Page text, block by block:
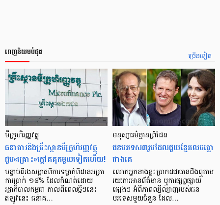
ច្រើនទៀត
ពេញនិយមបំផុត
មីក្រូ​ហិរញ្ញវត្ថុ
ធនាគារ​និង​គ្រឹះស្ថាន​មីក្រូ​ហិរញ្ញវត្ថុ​
ជួប«គ្រោះ»ក្តៅ​គគុក​មួយ​ទៀត​ហើយ!
បន្ទាប់​ពី​រង​សម្ពាធ​​ពី​ការ​ទម្លាក់​ពិដាន​អត្រា​
ការ​ប្រាក់ ១៨​% ដែល​កំណត់​ដោយ​
រដ្ឋាភិបាល​កម្ពុជា កាល​ពី​ពេល​ថ្មីៗ​នេះ
ឥឡូវ​នេះ ធនាគ…
មនុស្ស​ធម៌​គ្មាន​ព្រំដែន
ជន​បរទេស​៣​រូប​ដែល​ជួយ​ខ្មែរ​លេច​ធ្លោ​
ជាង​គេ
លោកអ្នក​នាង​ខ្លះ​ប្រាកដ​ជា​បាន​​ដឹង​ឮ​តាម​
រយៈ​ការ​អាន​ព័ត៌មាន ឬ​ការ​ផ្សព្វផ្សាយ​
ផ្សេងៗ អំពី​ភាព​ល្បីល្បាញ​របស់​ជន​
បរទេស​មួយ​ចំនួន ដែល…